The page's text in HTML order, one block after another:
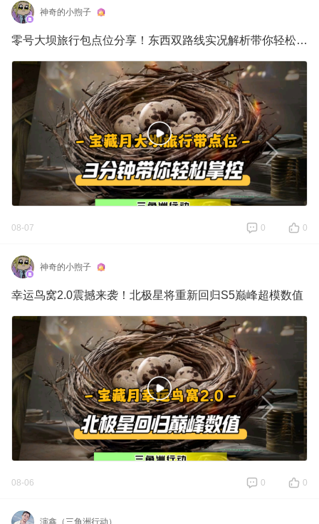
神奇的小煦子
零号大坝旅行包点位分享！东西双路线实况解析带你轻松上手
08-07 0 0
神奇的小煦子
幸运鸟窝2.0震撼来袭！北极星将重新回归S5巅峰超模数值
08-06 0 0
演鑫（三角洲行动）